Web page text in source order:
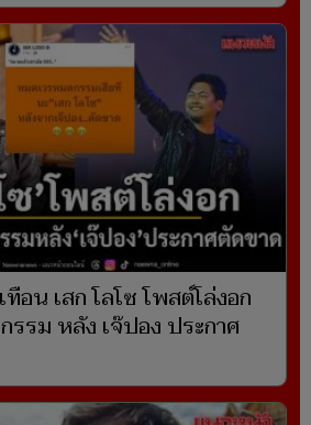
อน เสก โลโซ โพสต์โล่งอก
รม หลัง เจ๊ปอง ประกาศ